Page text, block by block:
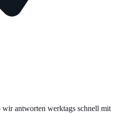
wir antworten werktags schnell mit